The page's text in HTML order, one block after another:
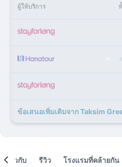
ผู้ให้บริการ
ข้อเสนอเพิ่มเติมจาก Taksim
เกี่ยวกับ รีวิว โรงแรมที่คล้ายกัน